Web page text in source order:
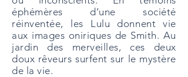
éphémères d’une société
réinventée, les Lulu donnent vie
aux images oniriques de Smith. Au
jardin des merveilles, ces deux
doux rêveurs surfent sur le mystère
de la vie.